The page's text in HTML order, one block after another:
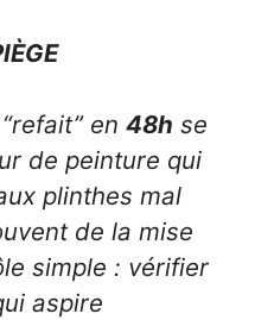
en 48h se
de peinture qui
plinthes mal
de la mise
simple : vérifier
aspire